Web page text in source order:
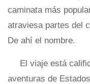
caminata más
atraviesa partes del
De ahí el nombre.
El viaje está
aventuras de